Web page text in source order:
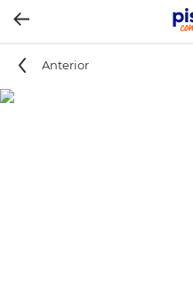
Anterior